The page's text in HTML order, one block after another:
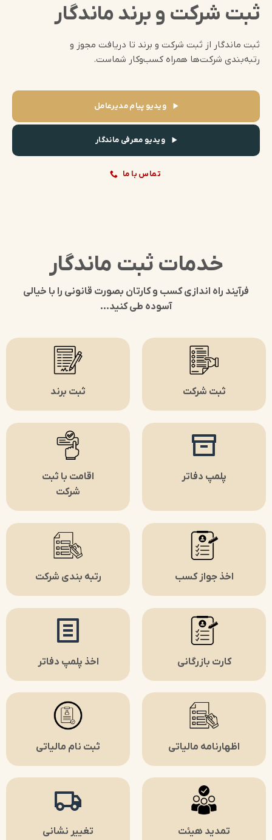
ثبت شرکت و برند ماندگار
ثبت ماندگار از ثبت شرکت و برند تا دریافت مجوز و
رتبه‌بندی شرکت‌ها همراه کسب‌وکار شماست.
ویدیو پیام مدیرعامل
ویدیو معرفی ماندگار
تماس با ما
خدمات ثبت ماندگار
فرآیند راه اندازی کسب و کارتان بصورت قانونی را با خیالی
آسوده طی کنید…
ثبت شرکت ثبت برند
پلمپ دفاتر
اقامت با ثبت
شرکت
اخذ جواز کسب رتبه بندی شرکت
کارت بازرگانی اخذ پلمپ دفاتر
اظهارنامه مالیاتی ثبت نام مالیاتی
تمدید هیئت
تغییر نشانی